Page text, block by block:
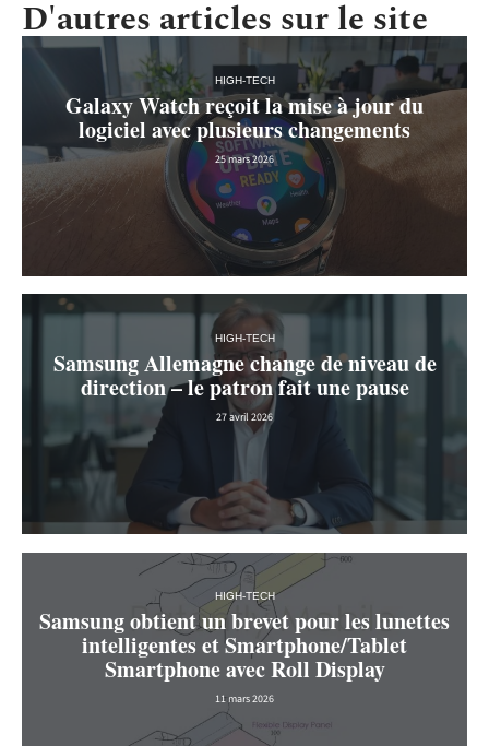
D'autres articles sur le site
HIGH-TECH
Galaxy Watch reçoit la mise à jour du
logiciel avec plusieurs changements
25 mars 2026
HIGH-TECH
Samsung Allemagne change de niveau de
direction – le patron fait une pause
27 avril 2026
HIGH-TECH
Samsung obtient un brevet pour les lunettes
intelligentes et Smartphone/Tablet
Smartphone avec Roll Display
11 mars 2026